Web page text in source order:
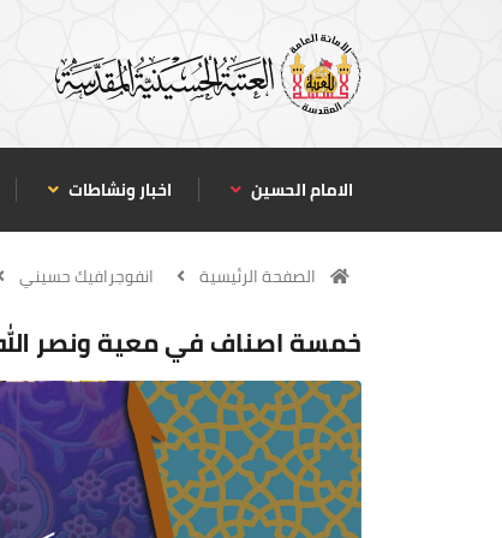
الامام الحسين اخبار ونشاطات
الصفحة الرئيسية انفوجرافيك حسيني
خمسة اصناف في معية ونصر